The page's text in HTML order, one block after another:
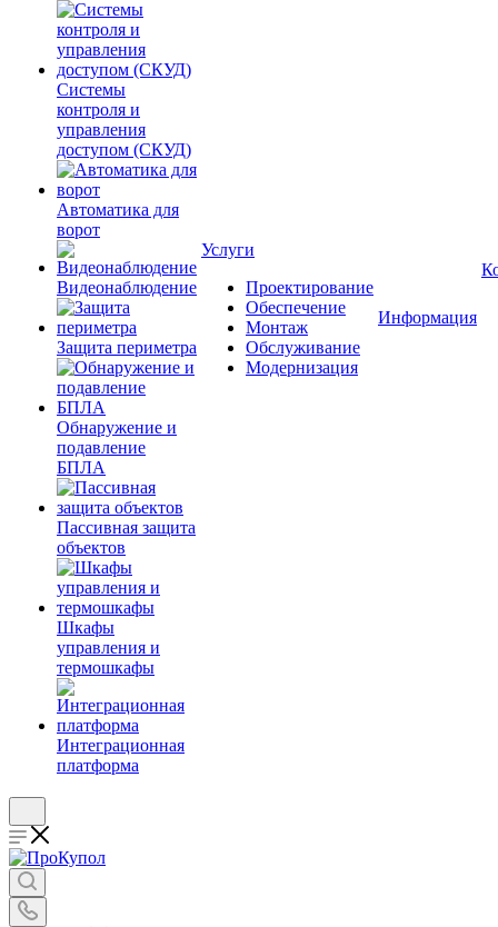
Системы
контроля и
управления
доступом (СКУД)
Автоматика для
ворот
Видеонаблюдение
Защита периметра
Обнаружение и
подавление
БПЛА
Пассивная защита
объектов
Шкафы
управления и
термошкафы
Интеграционная
платформа
Услуги
Проектирование
Обеспечение
Монтаж
Обслуживание
Модернизация
Информация